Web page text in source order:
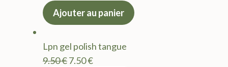
prix
9.50 €.
actuel
7.50 €.
Ajouter au panier
Lpn gel polish tangue
9.50€Le
7.50€Le